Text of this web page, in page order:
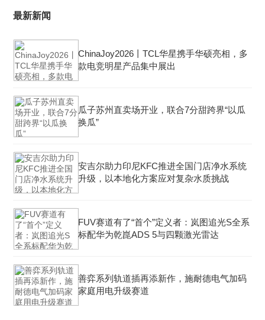
最新新闻
ChinaJoy2026丨TCL华星携手华硕亮相，多
款电竞明星产品集中展出
瓜子苏州直卖场开业，联合7分甜跨界“以瓜
换瓜”
安吉尔助力印尼KFC推进全国门店净水系统
升级，以本地化方案应对复杂水质挑战
FUV赛道有了“首个”定义者：岚图追光S全系
标配华为乾崑ADS 5与四颗激光雷达
善弈系列轨道插再添新作，施耐德电气加码
家庭用电升级赛道